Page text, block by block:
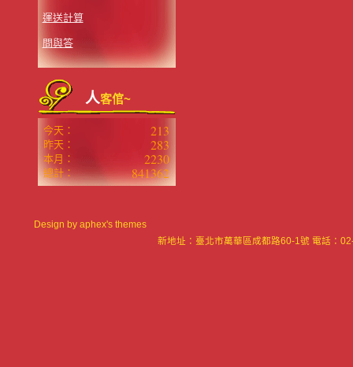
運送計算
問與答
人客倌~
今天： 213
昨天： 283
本月： 2230
總計： 841362
Design by aphex's themes
新地址：臺北市萬華區成都路60-1號 電話：